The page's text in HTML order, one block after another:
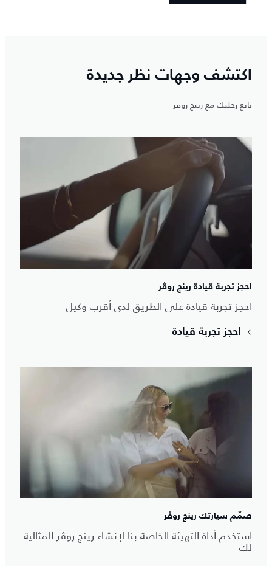
اكتشف وجهات نظر جديدة
تابع رحلتك مع رينج روڤر
احجز تجربة قيادة رينج روڤر
احجز تجربة قيادة على الطريق لدى أقرب وكيل
احجز تجربة قيادة
صمّم سيارتك رينج روڤر
استخدم أداة التهيئة الخاصة بنا لإنشاء رينج روڤر المثالية
لك